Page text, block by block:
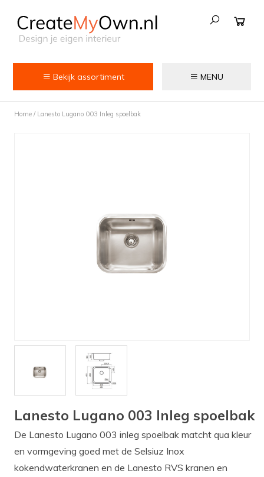
Bekijk assortiment
Voedselrestenvermalers
Wastafels
MENU
Home/ Lanesto Lugano 003 Inleg spoelbak
Lanesto Lugano 003 Inleg spoelbak
De Lanesto Lugano 003 inleg spoelbak matcht qua kleur
en vormgeving goed met de Selsiuz Inox
kokendwaterkranen en de Lanesto RVS kranen en